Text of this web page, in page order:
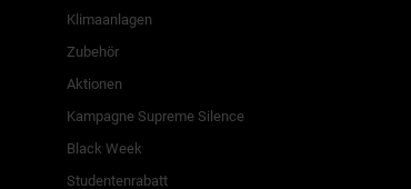
Klimaanlagen
Zubehör
Aktionen
Kampagne Supreme Silence
Black Week
Studentenrabatt